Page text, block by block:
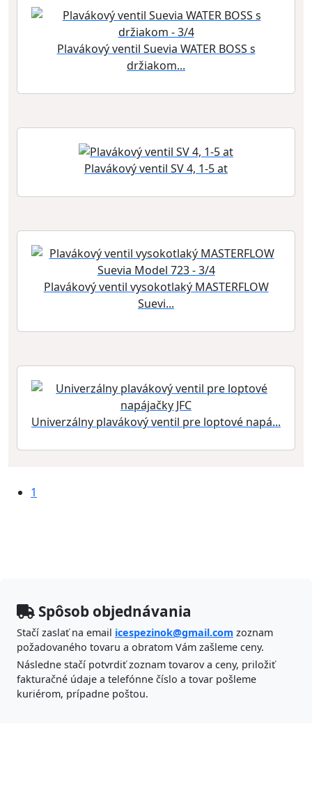
Plavákový ventil Suevia WATER BOSS s
držiakom...
Plavákový ventil SV 4, 1-5 at
Plavákový ventil vysokotlaký MASTERFLOW
Suevi...
Univerzálny plavákový ventil pre loptové napá...
1
Spôsob objednávania
Stačí zaslať na email icespezinok@gmail.com zoznam
požadovaného tovaru a obratom Vám zašleme ceny.
Následne stačí potvrdiť zoznam tovarov a ceny, priložiť
fakturačné údaje a telefónne číslo a tovar pošleme
kuriérom, prípadne poštou.